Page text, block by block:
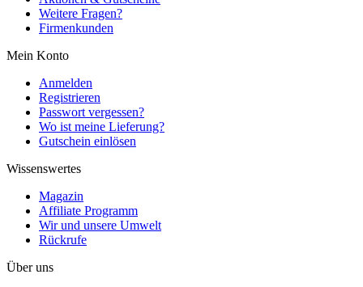
Weitere Fragen?
Firmenkunden
Mein Konto
Anmelden
Registrieren
Passwort vergessen?
Wo ist meine Lieferung?
Gutschein einlösen
Wissenswertes
Magazin
Affiliate Programm
Wir und unsere Umwelt
Rückrufe
Über uns